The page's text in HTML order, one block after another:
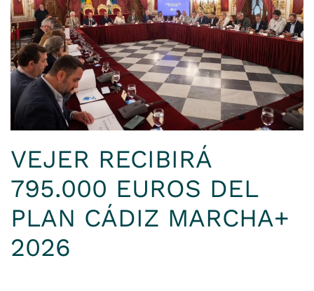
VEJER RECIBIRÁ
795.000 EUROS DEL
PLAN CÁDIZ MARCHA+
2026